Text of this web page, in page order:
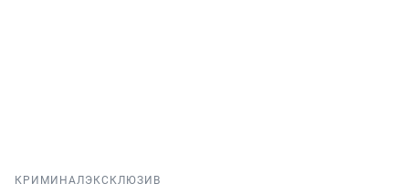
КРИМИНАЛ ЭКСКЛЮЗИВ